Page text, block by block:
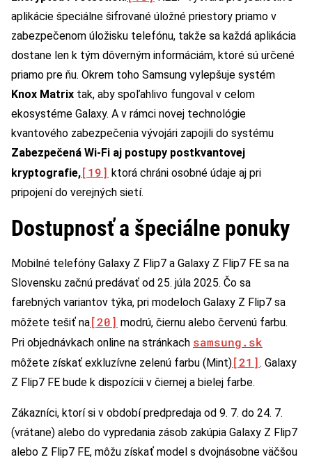
aplikácie špeciálne šifrované úložné priestory priamo v
zabezpečenom úložisku telefónu, takže sa každá aplikácia
dostane len k tým dôverným informáciám, ktoré sú určené
priamo pre ňu. Okrem toho Samsung vylepšuje systém
Knox Matrix tak, aby spoľahlivo fungoval v celom
ekosystéme Galaxy. A v rámci novej technológie
kvantového zabezpečenia vývojári zapojili do systému
Zabezpečená Wi-Fi aj postupy postkvantovej
kryptografie,[19] ktorá chráni osobné údaje aj pri
pripojení do verejných sietí.
Dostupnosť a špeciálne ponuky
Mobilné telefóny Galaxy Z Flip7 a Galaxy Z Flip7 FE sa na
Slovensku začnú predávať od 25. júla 2025. Čo sa
farebných variantov týka, pri modeloch Galaxy Z Flip7 sa
môžete tešiť na[20] modrú, čiernu alebo červenú farbu.
Pri objednávkach online na stránkach samsung.sk
môžete získať exkluzívne zelenú farbu (Mint)[21]. Galaxy
Z Flip7 FE bude k dispozícii v čiernej a bielej farbe.
Zákazníci, ktorí si v období predpredaja od 9. 7. do 24. 7.
(vrátane) alebo do vypredania zásob zakúpia Galaxy Z Flip7
alebo Z Flip7 FE, môžu získať model s dvojnásobne väčšou